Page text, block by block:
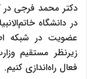
دکتر محمد فرجی در
در دانشگاه
عضویت در شبکه
زیر‌نظر مستقیم
فعال راه‌اندازی کنیم.